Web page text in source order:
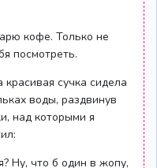
кофе. Только не
посмотреть.
сучка сидела
воды, раздвинув
над которыми я
Ну, что б один в жопу,